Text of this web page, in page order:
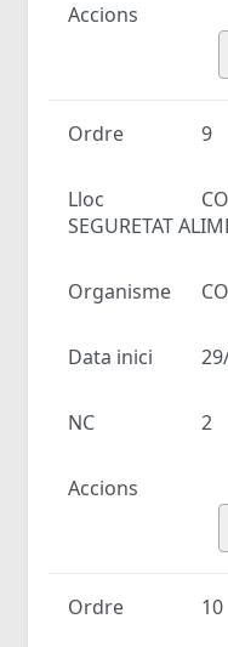
Accions
Ordre 9
Lloc
SEGURETAT
Organisme
Data inici
NC 2
Accions
Ordre 10